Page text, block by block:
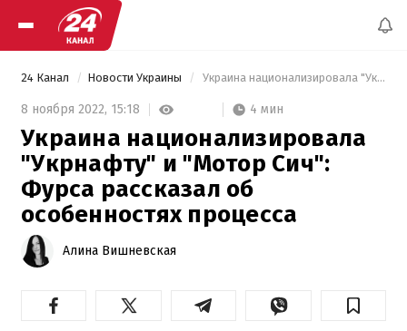
24 Канал Новости Украины Украина национализировала "Укрнафту" и "Мотор Сич": Фурса рассказал об особенностях процесса
8 ноября 2022, 15:18 4 мин
Украина национализировала
"Укрнафту" и "Мотор Сич":
Фурса рассказал об
особенностях процесса
Алина Вишневская